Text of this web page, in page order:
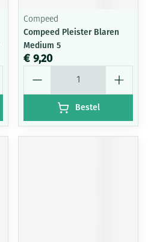
Compeed
Compeed Pleister Blaren
Medium 5
€ 9,20
Bestel